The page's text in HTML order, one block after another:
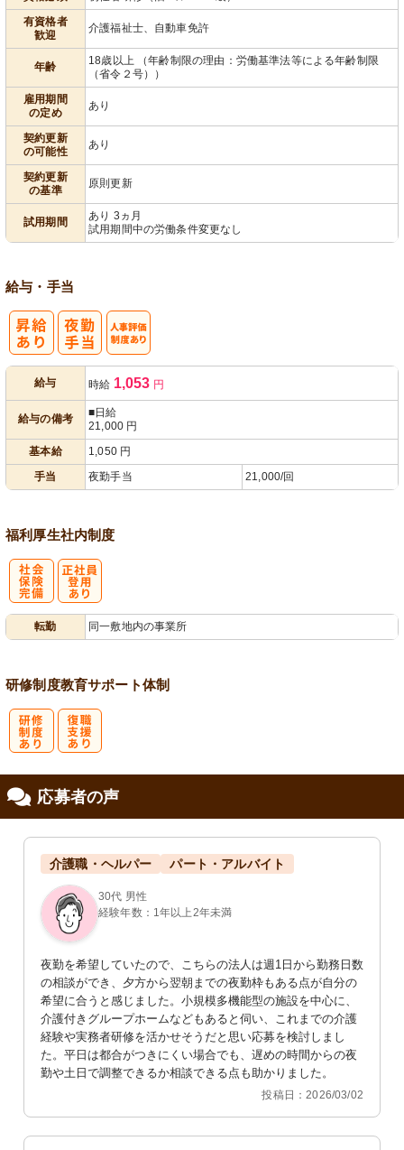
有資格者
歓迎
介護福祉士、自動車免許
年齢
18歳以上 （年齢制限の理由：労働基準法等による年齢制限
（省令２号））
雇用期間
の定め
あり
契約更新
の可能性
あり
契約更新
の基準
原則更新
試用期間
あり 3ヵ月
試用期間中の労働条件変更なし
給与・手当
給与 時給 1,053 円
給与の備考
■日給
21,000 円
基本給
1,050円
手当
夜勤手当 21,000/回
福利厚生社内制度
転勤 同一敷地内の事業所
研修制度教育サポート体制
応募者の声
介護職・ヘルパー パート・アルバイト
30代 男性
経験年数：1年以上2年未満
夜勤を希望していたので、こちらの法人は週1日から勤務日数
の相談ができ、夕方から翌朝までの夜勤枠もある点が自分の
希望に合うと感じました。小規模多機能型の施設を中心に、
介護付きグループホームなどもあると伺い、これまでの介護
経験や実務者研修を活かせそうだと思い応募を検討しまし
た。平日は都合がつきにくい場合でも、遅めの時間からの夜
勤や土日で調整できるか相談できる点も助かりました。
投稿日：2026/03/02